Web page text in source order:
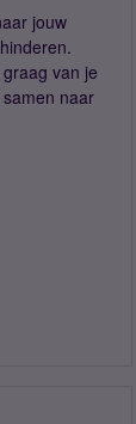
jouw
van je
naar